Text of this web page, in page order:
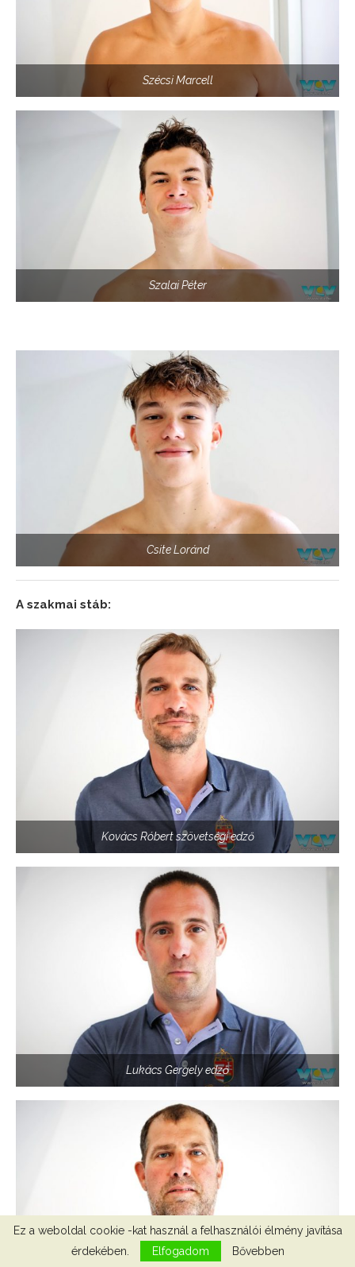
Szécsi Marcell
Szalai Péter
Csite Loránd
A szakmai stáb:
Kovács Róbert szövetségi edző
Lukács Gergely edző
Ez a weboldal cookie -kat használ a felhasználói élmény javítása
érdekében.
Elfogadom Bővebben